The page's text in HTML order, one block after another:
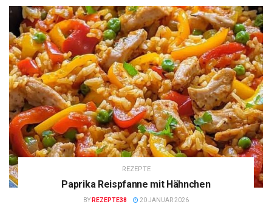
REZEPTE
Paprika Reispfanne mit Hähnchen
BY REZEPTE38 20 JANUAR 2026